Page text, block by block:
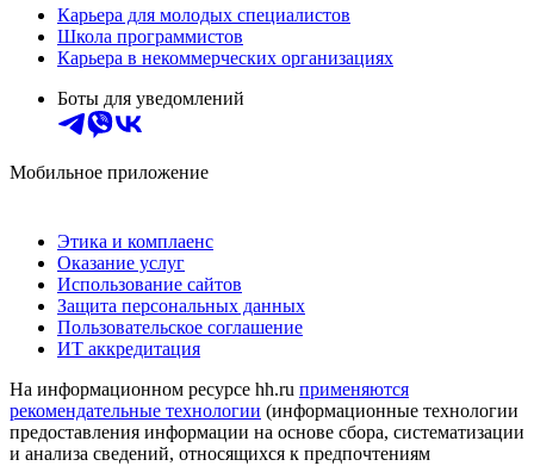
Карьера для молодых специалистов
Школа программистов
Карьера в некоммерческих организациях
Боты для уведомлений
Мобильное приложение
Этика и комплаенс
Оказание услуг
Использование сайтов
Защита персональных данных
Пользовательское соглашение
ИТ аккредитация
На информационном ресурсе hh.ru применяются
рекомендательные технологии (информационные технологии
предоставления информации на основе сбора, систематизации
и анализа сведений, относящихся к предпочтениям